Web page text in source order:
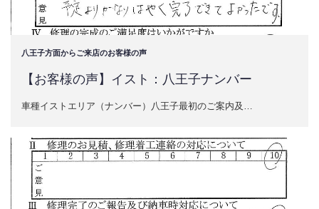
八王子方面からご来店のお客様の声
【お客様の声】イスト：八王子ナンバー
車種イストエリア（ナンバー）八王子最初のご案内及…